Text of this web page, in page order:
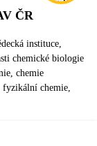
ČR
instituce,
chemické biologie
chemie
chemie,